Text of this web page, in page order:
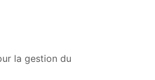
la gestion du